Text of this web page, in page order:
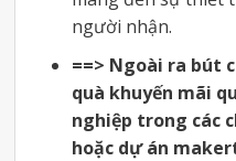
người nhận.
==> Ngoài ra bút
quà khuyến mãi
nghiệp trong các
hoặc dự án